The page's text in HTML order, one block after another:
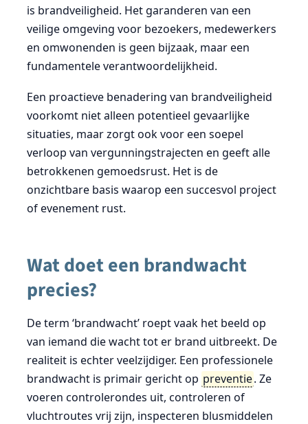
is brandveiligheid. Het garanderen van een
veilige omgeving voor bezoekers, medewerkers
en omwonenden is geen bijzaak, maar een
fundamentele verantwoordelijkheid.
Een proactieve benadering van brandveiligheid
voorkomt niet alleen potentieel gevaarlijke
situaties, maar zorgt ook voor een soepel
verloop van vergunningstrajecten en geeft alle
betrokkenen gemoedsrust. Het is de
onzichtbare basis waarop een succesvol project
of evenement rust.
Wat doet een brandwacht
precies?
De term ‘brandwacht’ roept vaak het beeld op
van iemand die wacht tot er brand uitbreekt. De
realiteit is echter veelzijdiger. Een professionele
brandwacht is primair gericht op preventie. Ze
voeren controlerondes uit, controleren of
vluchtroutes vrij zijn, inspecteren blusmiddelen